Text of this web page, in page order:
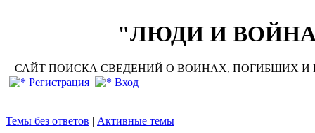
"ЛЮДИ И ВОЙНА"
САЙТ ПОИСКА СВЕДЕНИЙ О ВОИНАХ, ПОГИБШИХ И
Регистрация
Вход
Темы без ответов | Активные темы